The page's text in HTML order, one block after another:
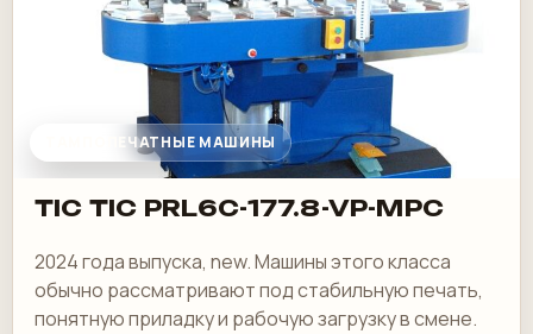
ТАМПОПЕЧАТНЫЕ МАШИНЫ
TIC TIC PRL6C-177.8-VP-MPC
2024 года выпуска, new. Машины этого класса
обычно рассматривают под стабильную печать,
понятную приладку и рабочую загрузку в смене.